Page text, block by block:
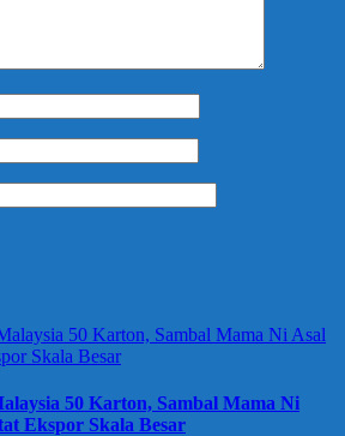
50 Karton, Sambal Mama Ni
Ekspor Skala Besar